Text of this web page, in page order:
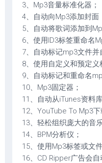
3、Mp3音量标准化器；
4、自动向Mp3添加封面
5、自动将歌词添加到
6、使用ID3标签重命名
7、自动标记mp3文件并
8、使用自定义和预定义
9、自动标记和重命名
10、Mp3固定器；
11、自动从iTunes资料
12、YouTube To Mp3
13、轻松组织庞大的音
14、BPM分析仪；
15、使用Mp3标签或文
16、CD Ripper广告会